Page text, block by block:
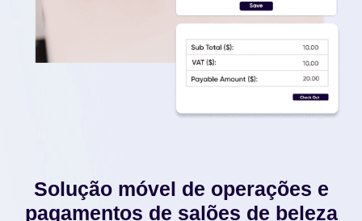
Solução móvel de operações e
pagamentos de salões de beleza